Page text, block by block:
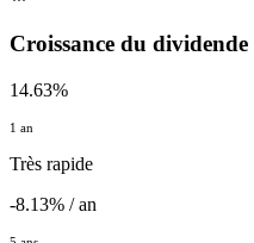
Croissance du dividende
14.63%
1 an
Très rapide
-8.13% / an